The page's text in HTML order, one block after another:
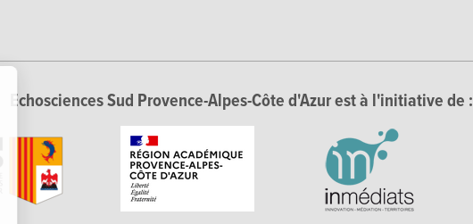
Echosciences Sud Provence-Alpes-Côte d'Azur est à l'initiative de :